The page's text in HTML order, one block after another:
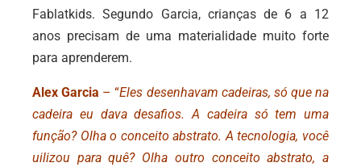
Fablatkids. Segundo Garcia, crianças de 6 a 12
anos precisam de uma materialidade muito forte
para aprenderem.
Alex Garcia – “Eles desenhavam cadeiras, só que na
cadeira eu dava desafios. A cadeira só tem uma
função? Olha o conceito abstrato. A tecnologia, você
uilizou para quê? Olha outro conceito abstrato, a